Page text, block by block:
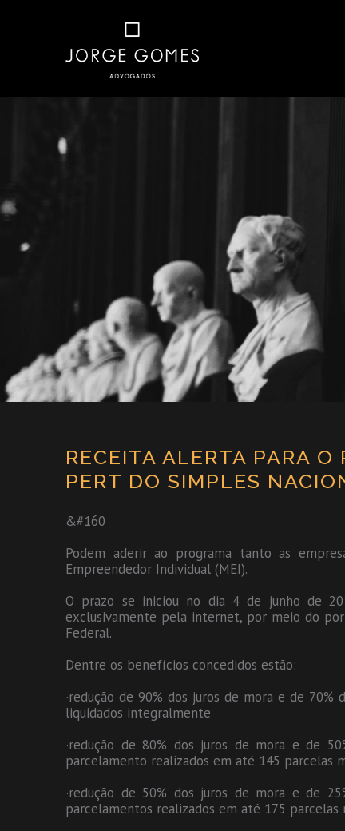
RECEITA ALERTA PARA O
PERT DO SIMPLES
&#160
Podem aderir ao programa tanto as
Empreendedor Individual (MEI).
O prazo se iniciou no dia 4 de junho de
exclusivamente pela internet, por meio do
Federal.
Dentre os benefícios concedidos estão:
·redução de 90% dos juros de mora e de
liquidados integralmente
·redução de 80% dos juros de mora e de
parcelamento realizados em até 145 parcelas
·redução de 50% dos juros de mora e de
parcelamentos realizados em até 175 parcelas